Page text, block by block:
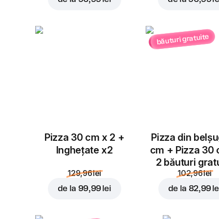
Pizza 30 cm x 2 +
Inghețate x2
129,96 lei
de la 99,99 lei
băuturi gratuite
Pizza din
cm + Pizza 30
2 băuturi
102,96 lei
de la 82,99